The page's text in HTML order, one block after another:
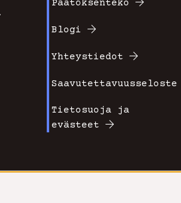
2
Päätöksenteko
Blogi
Yhteystiedot
Saavutettavuusseloste
Tietosuoja ja
evästeet